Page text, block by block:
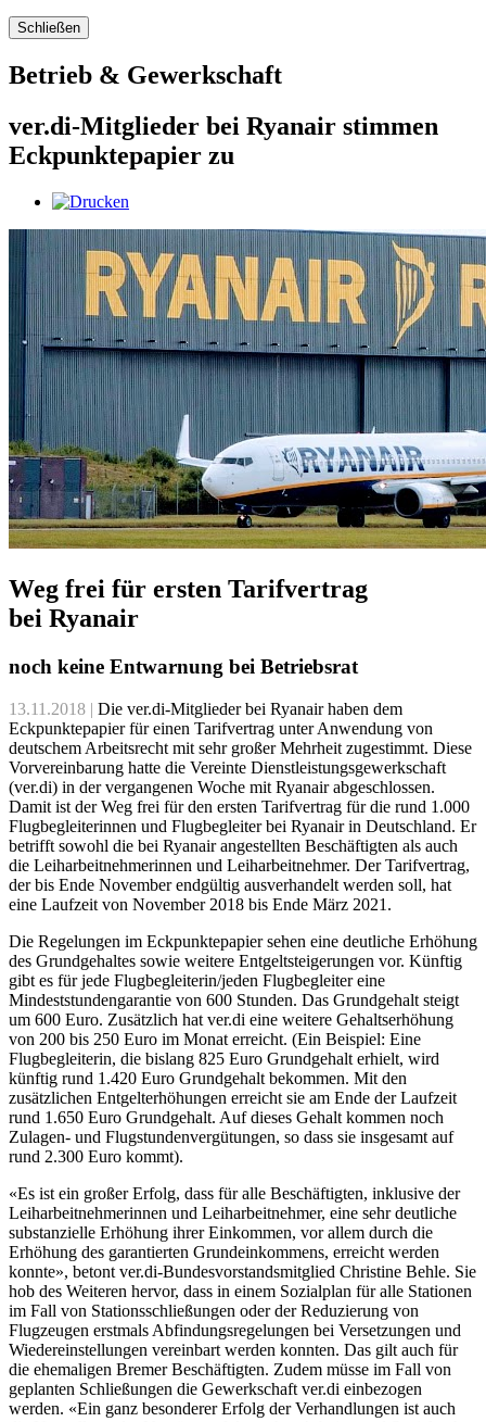
Schließen
Betrieb & Gewerkschaft
ver.di-Mitglieder bei Ryanair stimmen
Eckpunktepapier zu
Weg frei für ersten Tarifvertrag
bei Ryanair
noch keine Entwarnung bei Betriebsrat
13.11.2018 | Die ver.di-Mitglieder bei Ryanair haben dem
Eckpunktepapier für einen Tarifvertrag unter Anwendung von
deutschem Arbeitsrecht mit sehr großer Mehrheit zugestimmt. Diese
Vorvereinbarung hatte die Vereinte Dienstleistungsgewerkschaft
(ver.di) in der vergangenen Woche mit Ryanair abgeschlossen.
Damit ist der Weg frei für den ersten Tarifvertrag für die rund 1.000
Flugbegleiterinnen und Flugbegleiter bei Ryanair in Deutschland. Er
betrifft sowohl die bei Ryanair angestellten Beschäftigten als auch
die Leiharbeitnehmerinnen und Leiharbeitnehmer. Der Tarifvertrag,
der bis Ende November endgültig ausverhandelt werden soll, hat
eine Laufzeit von November 2018 bis Ende März 2021.
Die Regelungen im Eckpunktepapier sehen eine deutliche Erhöhung
des Grundgehaltes sowie weitere Entgeltsteigerungen vor. Künftig
gibt es für jede Flugbegleiterin/jeden Flugbegleiter eine
Mindeststundengarantie von 600 Stunden. Das Grundgehalt steigt
um 600 Euro. Zusätzlich hat ver.di eine weitere Gehaltserhöhung
von 200 bis 250 Euro im Monat erreicht. (Ein Beispiel: Eine
Flugbegleiterin, die bislang 825 Euro Grundgehalt erhielt, wird
künftig rund 1.420 Euro Grundgehalt bekommen. Mit den
zusätzlichen Entgelterhöhungen erreicht sie am Ende der Laufzeit
rund 1.650 Euro Grundgehalt. Auf dieses Gehalt kommen noch
Zulagen- und Flugstundenvergütungen, so dass sie insgesamt auf
rund 2.300 Euro kommt).
«Es ist ein großer Erfolg, dass für alle Beschäftigten, inklusive der
Leiharbeitnehmerinnen und Leiharbeitnehmer, eine sehr deutliche
substanzielle Erhöhung ihrer Einkommen, vor allem durch die
Erhöhung des garantierten Grundeinkommens, erreicht werden
konnte», betont ver.di-Bundesvorstandsmitglied Christine Behle. Sie
hob des Weiteren hervor, dass in einem Sozialplan für alle Stationen
im Fall von Stationsschließungen oder der Reduzierung von
Flugzeugen erstmals Abfindungsregelungen bei Versetzungen und
Wiedereinstellungen vereinbart werden konnten. Das gilt auch für
die ehemaligen Bremer Beschäftigten. Zudem müsse im Fall von
geplanten Schließungen die Gewerkschaft ver.di einbezogen
werden. «Ein ganz besonderer Erfolg der Verhandlungen ist auch